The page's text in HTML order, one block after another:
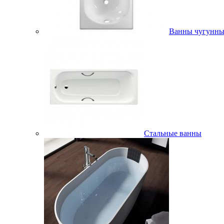
Ванны
Стальные ванны